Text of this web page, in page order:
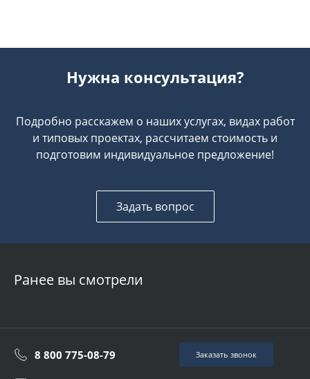
Нужна консультация?
Подробно расскажем о наших услугах, видах работ
и типовых проектах, рассчитаем стоимость и
подготовим индивидуальное предложение!
Задать вопрос
Ранее вы смотрели
8 800 775-08-79 Заказать звонок